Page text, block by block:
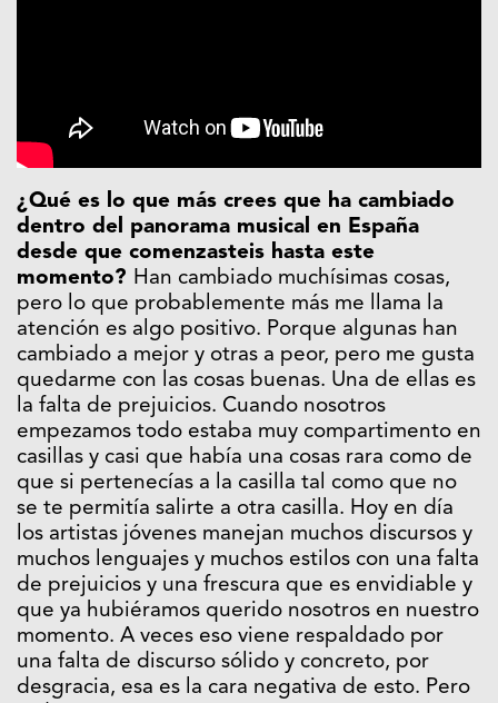
¿Qué es lo que más crees que ha cambiado
dentro del panorama musical en España
desde que comenzasteis hasta este
momento? Han cambiado muchísimas cosas,
pero lo que probablemente más me llama la
atención es algo positivo. Porque algunas han
cambiado a mejor y otras a peor, pero me gusta
quedarme con las cosas buenas. Una de ellas es
la falta de prejuicios. Cuando nosotros
empezamos todo estaba muy compartimento en
casillas y casi que había una cosas rara como de
que si pertenecías a la casilla tal como que no
se te permitía salirte a otra casilla. Hoy en día
los artistas jóvenes manejan muchos discursos y
muchos lenguajes y muchos estilos con una falta
de prejuicios y una frescura que es envidiable y
que ya hubiéramos querido nosotros en nuestro
momento. A veces eso viene respaldado por
una falta de discurso sólido y concreto, por
desgracia, esa es la cara negativa de esto. Pero